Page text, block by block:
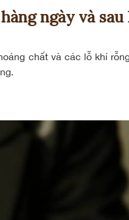
ngày và
chất và các lỗ khí